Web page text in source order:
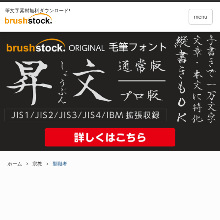
筆文字素材無料ダウンロード!
menu
ホーム 宗教 聖職者